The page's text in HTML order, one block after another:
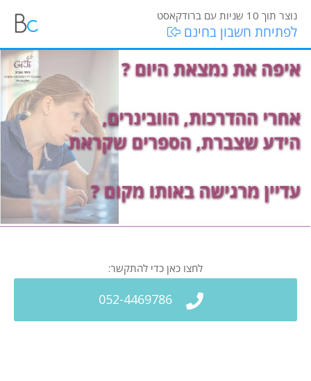
לחצו כאן כדי להתקשר:
052-4469786
נוצר תוך 10 שניות עם ברודקאסט
לפתיחת חשבון בחינם